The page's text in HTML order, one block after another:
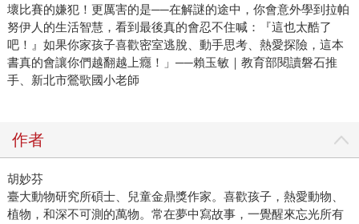
壞比賽的嫌犯！更厲害的是──在解謎的途中，你會意外學到拉帕
努伊人的生活智慧，看到最後真的會忍不住喊：『這也太酷了
吧！』如果你家孩子喜歡密室逃脫、動手思考、熱愛探險，這本
書真的會讓你們越翻越上癮！」──賴玉敏｜教育部閱讀磐石推
手、新北市鶯歌國小老師
作者
胡妙芬
臺大動物研究所碩士、兒童金鼎獎作家。喜歡孩子，熱愛動物、
植物，和深不可測的萬物。常在夢中寫故事，一覺醒來忘光所有